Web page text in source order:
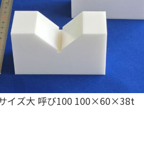
イズ大 呼び100 100×60×38t